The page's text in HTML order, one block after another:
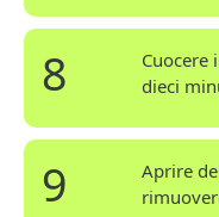
8
Cuocere
dieci
9
Aprire